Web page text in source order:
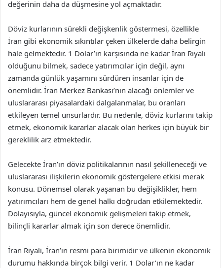
değerinin daha da düşmesine yol açmaktadır.
Döviz kurlarının sürekli değişkenlik göstermesi, özellikle
İran gibi ekonomik sıkıntılar çeken ülkelerde daha belirgin
hale gelmektedir. 1 Dolar’ın karşısında ne kadar İran Riyali
olduğunu bilmek, sadece yatırımcılar için değil, aynı
zamanda günlük yaşamını sürdüren insanlar için de
önemlidir. İran Merkez Bankası’nın alacağı önlemler ve
uluslararası piyasalardaki dalgalanmalar, bu oranları
etkileyen temel unsurlardır. Bu nedenle, döviz kurlarını takip
etmek, ekonomik kararlar alacak olan herkes için büyük bir
gereklilik arz etmektedir.
Gelecekte İran’ın döviz politikalarının nasıl şekilleneceği ve
uluslararası ilişkilerin ekonomik göstergelere etkisi merak
konusu. Dönemsel olarak yaşanan bu değişiklikler, hem
yatırımcıları hem de genel halkı doğrudan etkilemektedir.
Dolayısıyla, güncel ekonomik gelişmeleri takip etmek,
bilinçli kararlar almak için son derece önemlidir.
İran Riyali, İran’ın resmi para birimidir ve ülkenin ekonomik
durumu hakkında birçok bilgi verir. 1 Dolar’ın ne kadar